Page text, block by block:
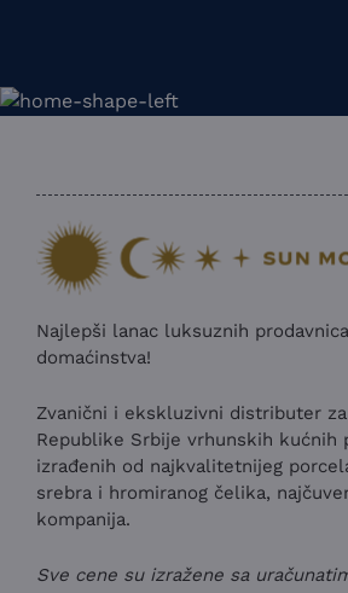
Najlepši lanac luksuznih
domaćinstva!
Zvanični i ekskluzivni distributer
Republike Srbije vrhunskih kućnih
izrađenih od najkvalitetnijeg
srebra i hromiranog čelika,
kompanija.
Sve cene su izražene sa